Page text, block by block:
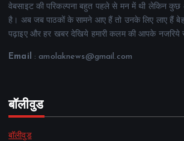
वेबसाइट की परिकल्पना बहुत पहले से मन में थी लेकिन कुछ
है। अब जब पाठकों के सामने आए हैं तो उनके लिए लाए हैं
पढ़ाइए और हर खबर देखिये हमारी कलम की आपके नजरिये
Email : amolaknews@gmail.com
बॉलीवुड
बॉलीवुड